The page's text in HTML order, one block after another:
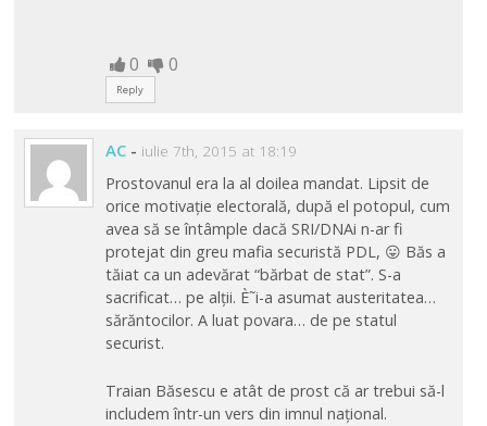
0 0
Reply
AC - iulie 7th, 2015 at 18:19
Prostovanul era la al doilea mandat. Lipsit de
orice motivație electorală, după el potopul, cum
avea să se întâmple dacă SRI/DNAi n-ar fi
protejat din greu mafia securistă PDL, 😛 Băs a
tăiat ca un adevărat “bărbat de stat”. S-a
sacrificat… pe alții. È˜i-a asumat austeritatea…
sărăntocilor. A luat povara… de pe statul
securist.
Traian Băsescu e atât de prost că ar trebui să-l
includem într-un vers din imnul național.